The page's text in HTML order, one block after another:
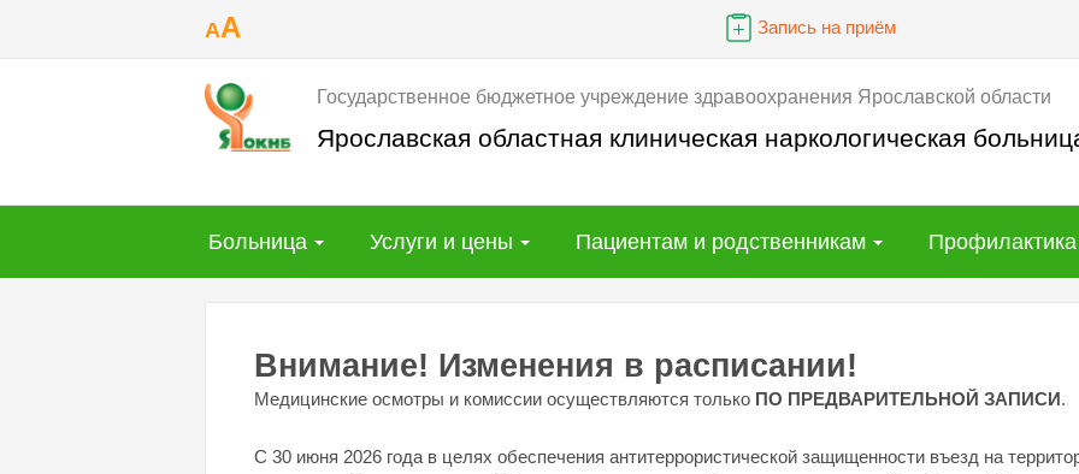
AA Запись на приём
Государственное бюджетное учреждение здравоохранения Ярославской области
Ярославская областная клиническая наркологическая
Больница Услуги и цены Пациентам и родственникам Профилактика
Внимание! Изменения в расписании!
Медицинские осмотры и комиссии осуществляются только ПО ПРЕДВАРИТЕЛЬНОЙ ЗАПИСИ.
С 30 июня 2026 года в целях обеспечения антитеррористической защищенности въезд на